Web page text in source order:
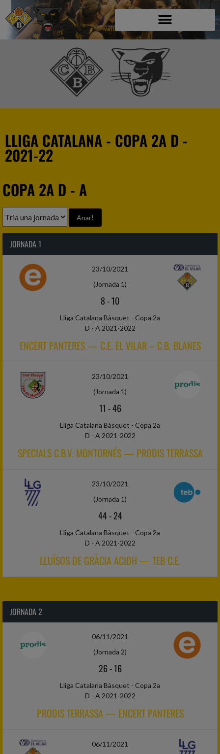
LLIGA CATALANA - COPA 2A D -
2021-22
COPA 2A D - A
JORNADA 1
23/10/2021
(Jornada 1)
8-10
Lliga Catalana Bàsquet - Copa 2a
D - A 2021-2022
ENCERT PANTERES — C.E. EL VILAR – C.B. BLANES
23/10/2021
(Jornada 1)
11 -46
Lliga Catalana Bàsquet - Copa 2a
D - A 2021-2022
SPECIALS C.B.V. MONTORNÉS — PRODIS TERRASSA
23/10/2021
(Jornada 1)
44-24
Lliga Catalana Bàsquet - Copa 2a
D - A 2021-2022
LLUÏSOS DE GRÀCIA ACIDH — TEB C.E.
JORNADA 2
06/11/2021
(Jornada 2)
26-16
Lliga Catalana Bàsquet - Copa 2a
D - A 2021-2022
PRODIS TERRASSA — ENCERT PANTERES
06/11/2021